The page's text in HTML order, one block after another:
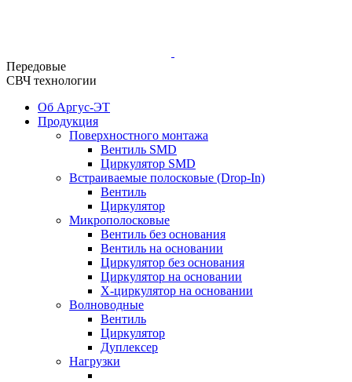
Передовые
СВЧ технологии
Об Аргус-ЭТ
Продукция
Поверхностного монтажа
Вентиль SMD
Циркулятор SMD
Встраиваемые полосковые (Drop-In)
Вентиль
Циркулятор
Микрополосковые
Вентиль без основания
Вентиль на основании
Циркулятор без основания
Циркулятор на основании
Х-циркулятор на основании
Волноводные
Вентиль
Циркулятор
Дуплексер
Нагрузки